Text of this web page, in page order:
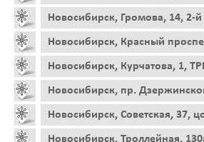
Новосибирск, Громова, 14, 2-й
Новосибирск, Красный
Новосибирск, Курчатова, 1,
Новосибирск, пр.
Новосибирск, Советская, 37,
Новосибирск, Троллейная,